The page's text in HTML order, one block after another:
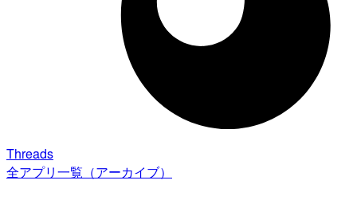
Threads
全アプリ一覧（アーカイブ）